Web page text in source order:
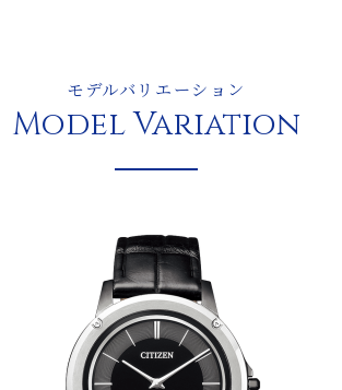
モデルバリエーション
Model Variation